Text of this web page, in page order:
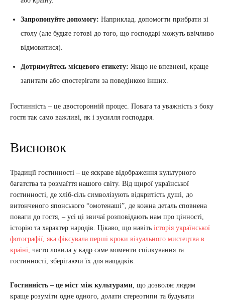
Запропонуйте допомогу: Наприклад, допомогти прибрати зі
столу (але будьте готові до того, що господарі можуть ввічливо
відмовитися).
Дотримуйтесь місцевого етикету: Якщо не впевнені, краще
запитати або спостерігати за поведінкою інших.
Гостинність – це двосторонній процес. Повага та уважність з боку
гостя так само важливі, як і зусилля господаря.
Висновок
Традиції гостинності – це яскраве відображення культурного
багатства та розмаїття нашого світу. Від щирої української
гостинності, де хліб-сіль символізують відкритість душі, до
витонченого японського “омотенаші”, де кожна деталь сповнена
поваги до гостя, – усі ці звичаї розповідають нам про цінності,
історію та характер народів. Цікаво, що навіть історія української
фотографії, яка фіксувала перші кроки візуального мистецтва в
країні, часто ловила у кадр саме моменти спілкування та
гостинності, зберігаючи їх для нащадків.
Гостинність – це міст між культурами, що дозволяє людям
краще розуміти одне одного, долати стереотипи та будувати